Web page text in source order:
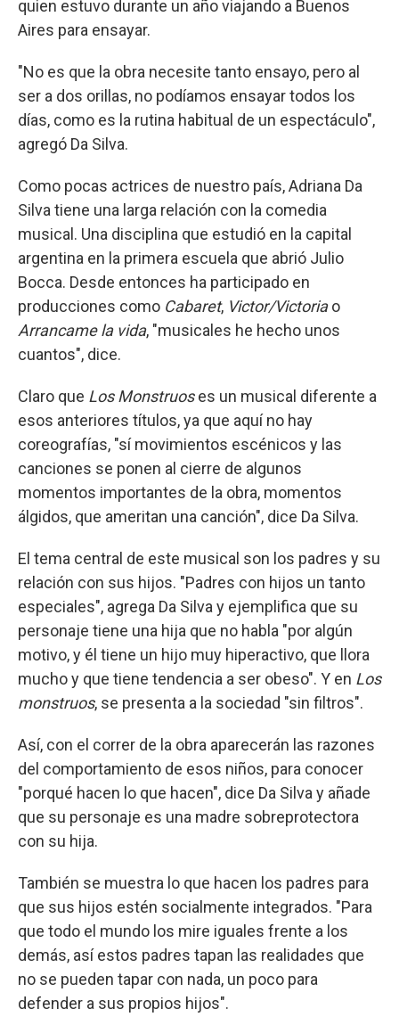
quien estuvo durante un año viajando a Buenos
Aires para ensayar.
"No es que la obra necesite tanto ensayo, pero al
ser a dos orillas, no podíamos ensayar todos los
días, como es la rutina habitual de un espectáculo",
agregó Da Silva.
Como pocas actrices de nuestro país, Adriana Da
Silva tiene una larga relación con la comedia
musical. Una disciplina que estudió en la capital
argentina en la primera escuela que abrió Julio
Bocca. Desde entonces ha participado en
producciones como Cabaret, Victor/Victoriao
Arrancame la vida, "musicales he hecho unos
cuantos", dice.
Claro que Los Monstruoses un musical diferente a
esos anteriores títulos, ya que aquí no hay
coreografías, "sí movimientos escénicos y las
canciones se ponen al cierre de algunos
momentos importantes de la obra, momentos
álgidos, que ameritan una canción", dice Da Silva.
El tema central de este musical son los padres y su
relación con sus hijos. "Padres con hijos un tanto
especiales", agrega Da Silva y ejemplifica que su
personaje tiene una hija que no habla "por algún
motivo, y él tiene un hijo muy hiperactivo, que llora
mucho y que tiene tendencia a ser obeso". Y en Los
monstruos, se presenta a la sociedad "sin filtros".
Así, con el correr de la obra aparecerán las razones
del comportamiento de esos niños, para conocer
"porqué hacen lo que hacen", dice Da Silva y añade
que su personaje es una madre sobreprotectora
con su hija.
También se muestra lo que hacen los padres para
que sus hijos estén socialmente integrados. "Para
que todo el mundo los mire iguales frente a los
demás, así estos padres tapan las realidades que
no se pueden tapar con nada, un poco para
defender a sus propios hijos".